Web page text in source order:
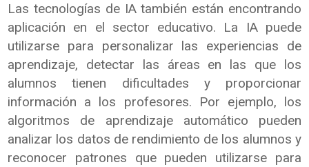
Las tecnologías de IA también están encontrando
aplicación en el sector educativo. La IA puede
utilizarse para personalizar las experiencias de
aprendizaje, detectar las áreas en las que los
alumnos tienen dificultades y proporcionar
información a los profesores. Por ejemplo, los
algoritmos de aprendizaje automático pueden
analizar los datos de rendimiento de los alumnos y
reconocer patrones que pueden utilizarse para